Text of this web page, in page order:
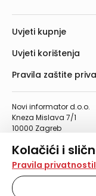
Kolačići i
Na našoj web
tehnologije za
vašem uređaju.
Pravila privatnosti
Novi informator d.o.o.
Kneza Mislava 7/1
10000 Zagreb
Telefaks: 01/4612-553
info@informator.hr
PRATITE NAS:
Uvjeti kupnje
Uvjeti korištenja
Pravila zaštite